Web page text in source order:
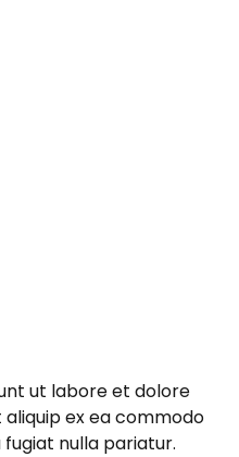
ut labore et dolore
ex ea commodo
nulla pariatur.